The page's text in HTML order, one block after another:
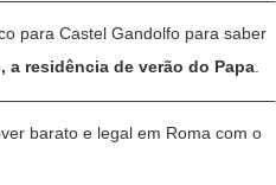
para Castel Gandolfo para saber
a residência de verão do Papa
barato e legal em Roma com o